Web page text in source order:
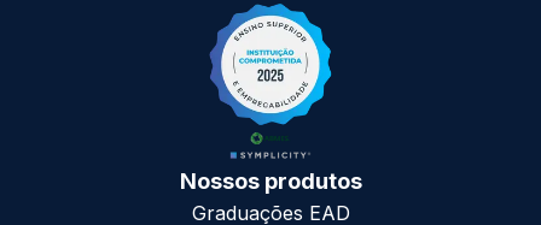
Nossos produtos
Graduações EAD